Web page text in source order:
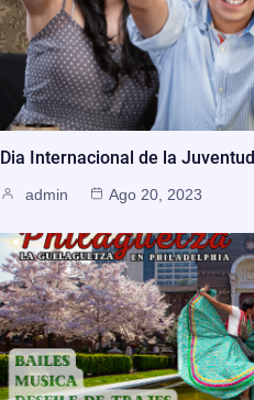
Dia Internacional de la Juventud
admin Ago 20, 2023